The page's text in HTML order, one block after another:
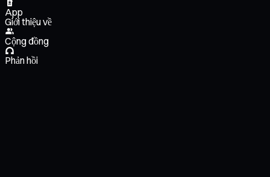
App
Giới thiệu về
Cộng đồng
Phản hồi